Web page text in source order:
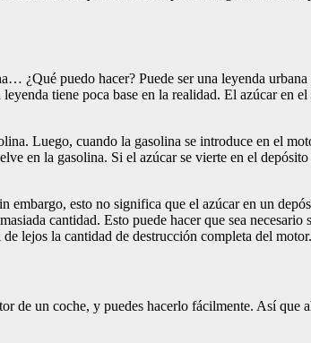
¿Qué puedo hacer? Puede ser una leyenda
tiene poca base en la realidad. El azúcar
Luego, cuando la gasolina se introduce en el
en la gasolina. Si el azúcar se vierte en el
embargo, esto no significa que el azúcar en un
cantidad. Esto puede hacer que sea
lejos la cantidad de destrucción completa del motor.
de un coche, y puedes hacerlo fácilmente. Así